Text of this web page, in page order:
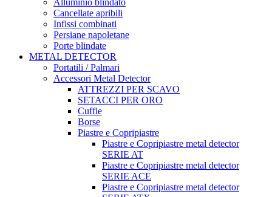
Alluminio blindato
Cancellate apribili
Infissi combinati
Persiane napoletane
Porte blindate
METAL DETECTOR
Portatili / Palmari
Accessori Metal Detector
ATTREZZI PER SCAVO
SETACCI PER ORO
Cuffie
Borse
Piastre e Copripiastre
Piastre e Copripiastre metal detector
SERIE AT
Piastre e Copripiastre metal detector
SERIE ACE
Piastre e Copripiastre metal detector